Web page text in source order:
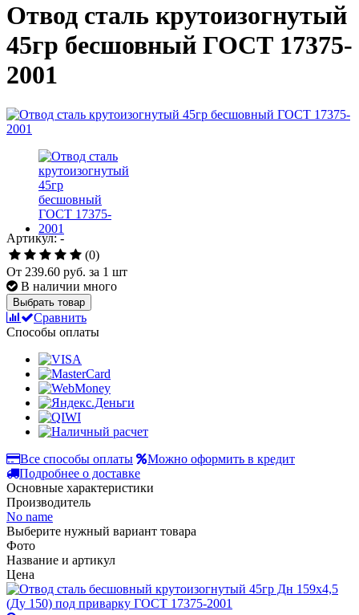
Отвод сталь крутоизогнутый
45гр бесшовный ГОСТ 17375-
2001
Артикул: -
(0)
От 239.60 руб. за 1 шт
В наличии много
Выбрать товар
Сравнить
Способы оплаты
Все способы оплаты
Можно оформить в кредит
Подробнее о доставке
Основные характеристики
Производитель
No name
Выберите нужный вариант товара
Фото
Название и артикул
Цена